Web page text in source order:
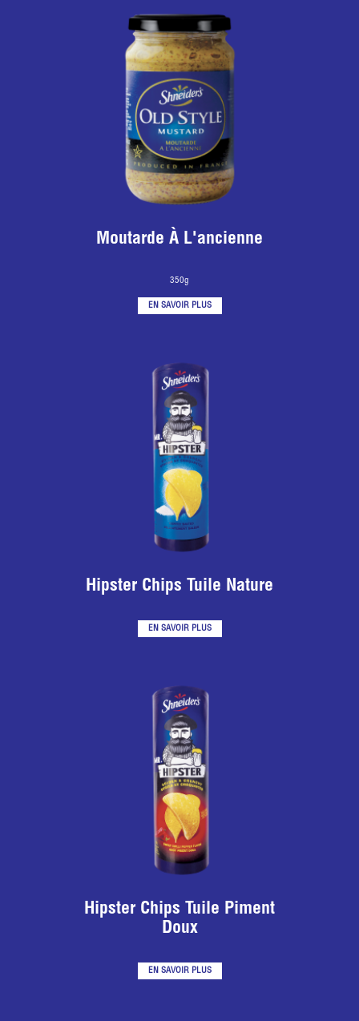
Moutarde À L'ancienne
350g
EN SAVOIR PLUS
Hipster Chips Tuile Nature
EN SAVOIR PLUS
Hipster Chips Tuile Piment
Doux
EN SAVOIR PLUS